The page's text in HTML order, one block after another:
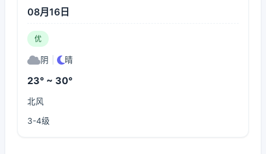
08月16日
优
阴 晴
23° ~ 30°
北风
3-4级